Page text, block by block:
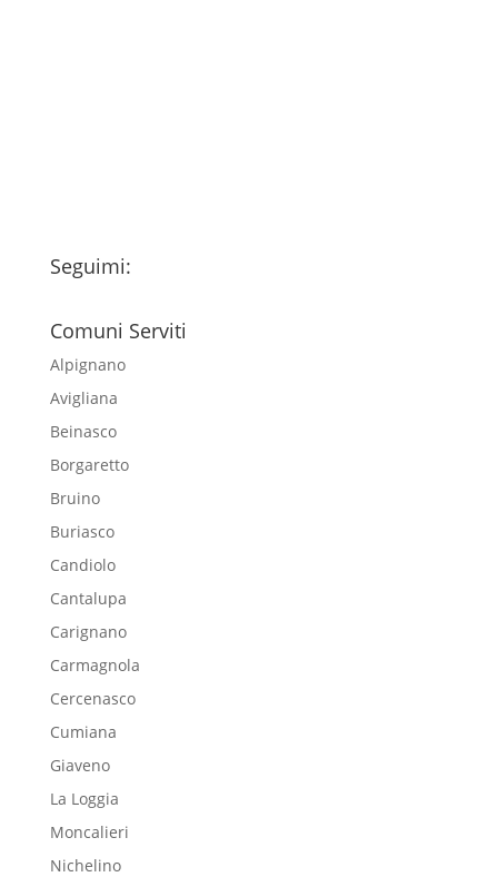
Seguimi:
Comuni Serviti
Alpignano
Avigliana
Beinasco
Borgaretto
Bruino
Buriasco
Candiolo
Cantalupa
Carignano
Carmagnola
Cercenasco
Cumiana
Giaveno
La Loggia
Moncalieri
Nichelino